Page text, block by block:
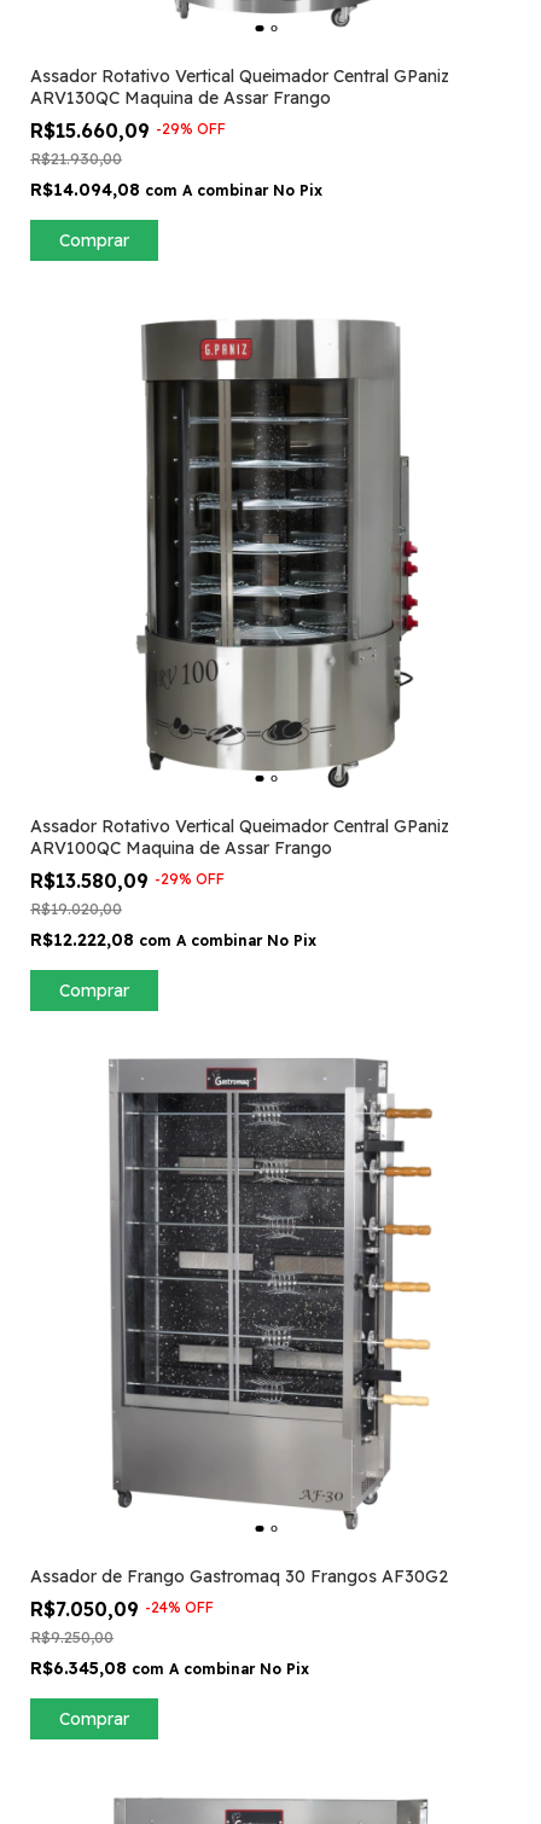
Assador Rotativo Vertical Queimador Central GPaniz
ARV130QC Maquina de Assar Frango
R$15.660,09 -29% OFF
R$21.930,00
R$14.094,08 com A combinar No Pix
Comprar
Assador Rotativo Vertical Queimador Central GPaniz
ARV100QC Maquina de Assar Frango
R$13.580,09 -29% OFF
R$19.020,00
R$12.222,08 com A combinar No Pix
Comprar
Assador de Frango Gastromaq 30 Frangos AF30G2
R$7.050,09 -24% OFF
R$9.250,00
R$6.345,08 com A combinar No Pix
Comprar